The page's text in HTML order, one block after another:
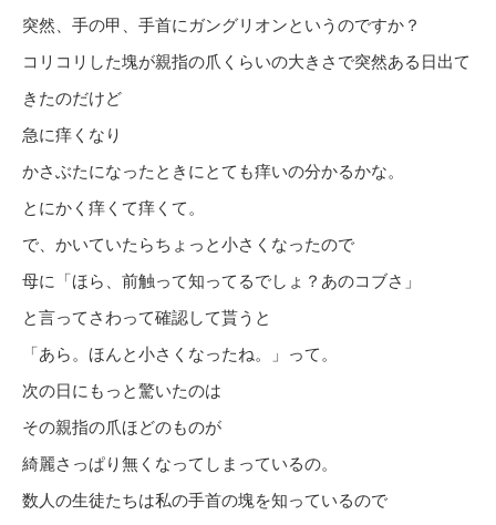
突然、手の甲、手首にガングリオンというのですか？
コリコリした塊が親指の爪くらいの大きさで突然ある日出て
きたのだけど
急に痒くなり
かさぶたになったときにとても痒いの分かるかな。
とにかく痒くて痒くて。
で、かいていたらちょっと小さくなったので
母に「ほら、前触って知ってるでしょ？あのコブさ」
と言ってさわって確認して貰うと
「あら。ほんと小さくなったね。」って。
次の日にもっと驚いたのは
その親指の爪ほどのものが
綺麗さっぱり無くなってしまっているの。
数人の生徒たちは私の手首の塊を知っているので